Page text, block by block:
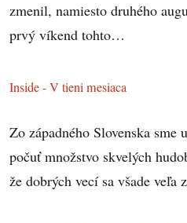
zmenil, namiesto druhého
prvý víkend tohto…
Inside - V tieni mesiaca
Zo západného Slovenska
počuť množstvo skvelých
že dobrých vecí sa všade